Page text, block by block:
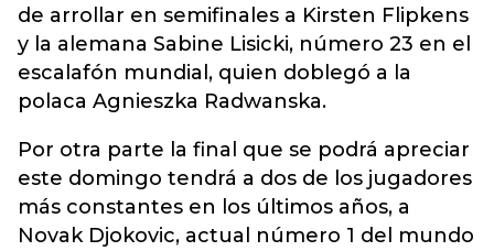
de arrollar en semifinales a Kirsten Flipkens
y la alemana Sabine Lisicki, número 23 en el
escalafón mundial, quien doblegó a la
polaca Agnieszka Radwanska.
Por otra parte la final que se podrá apreciar
este domingo tendrá a dos de los jugadores
más constantes en los últimos años, a
Novak Djokovic, actual número 1 del mundo